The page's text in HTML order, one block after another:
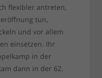
flexibler antreten,
tun,
und vor allem
einsetzen. Ihr
in der
dann in der 62.